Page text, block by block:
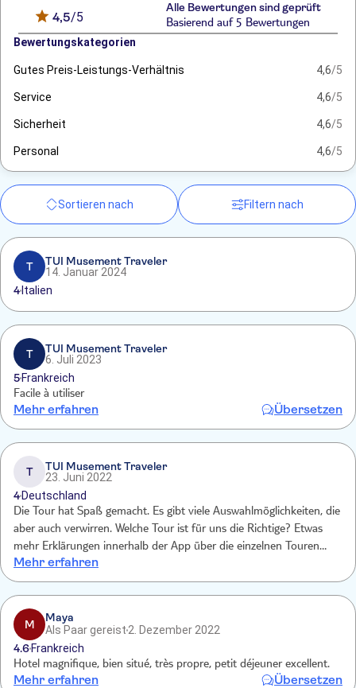
4,5/5
Alle Bewertungen sind geprüft
Basierend auf 5 Bewertungen
Bewertungskategorien
Gutes Preis-Leistungs-Verhältnis 4,6/5
Service 4,6/5
Sicherheit 4,6/5
Personal 4,6/5
Sortieren nach Filtern nach
T
TUI Musement Traveler
14. Januar 2024
4 Italien
T
TUI Musement Traveler
6. Juli 2023
5 Frankreich
Facile à utiliser
Mehr erfahren Übersetzen
T
TUI Musement Traveler
23. Juni 2022
4 Deutschland
Die Tour hat Spaß gemacht. Es gibt viele Auswahlmöglichkeiten, die
aber auch verwirren. Welche Tour ist für uns die Richtige? Etwas
mehr Erklärungen innerhalb der App über die einzelnen Touren
wären sehr hilfreich. Die Erklärungen bei den einzelnen Stationen
sind interessant und ausreichend.
Mehr erfahren
M
Maya
Als Paar gereist 2. Dezember 2022
4.6 Frankreich
Hotel magnifique, bien situé, très propre, petit déjeuner excellent.
Mehr erfahren Übersetzen